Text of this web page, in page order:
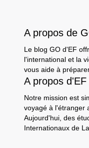
A propos de
Le blog GO d'EF
l'international et la
vous aide à
A propos
Notre mission est
voyagé à l'étranger
Aujourd'hui, des
Internationaux de